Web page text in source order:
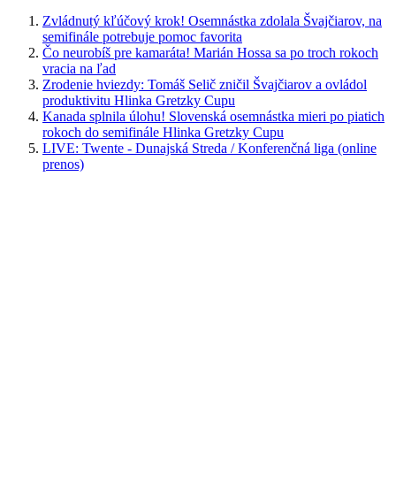
Zvládnutý kľúčový krok! Osemnástka zdolala Švajčiarov, na
semifinále potrebuje pomoc favorita
Čo neurobíš pre kamaráta! Marián Hossa sa po troch rokoch
vracia na ľad
Zrodenie hviezdy: Tomáš Selič zničil Švajčiarov a ovládol
produktivitu Hlinka Gretzky Cupu
Kanada splnila úlohu! Slovenská osemnástka mieri po piatich
rokoch do semifinále Hlinka Gretzky Cupu
LIVE: Twente - Dunajská Streda / Konferenčná liga (online
prenos)